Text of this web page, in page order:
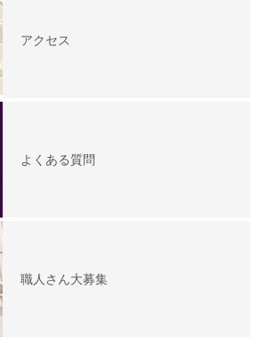
アクセス
よくある質問
職人さん大募集